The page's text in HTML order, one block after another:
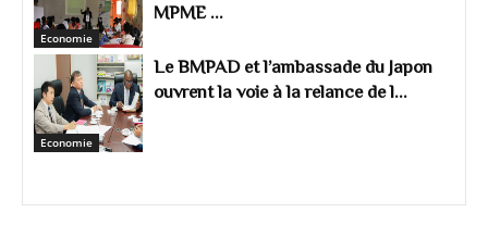
Economie
MPME ...
Economie
Le BMPAD et l’ambassade du Japon
ouvrent la voie à la relance de l...